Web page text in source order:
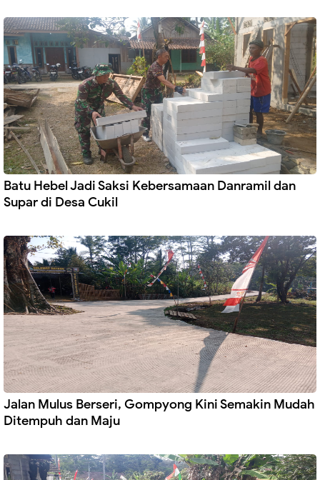
Batu Hebel Jadi Saksi Kebersamaan Danramil dan
Supar di Desa Cukil
Jalan Mulus Berseri, Gompyong Kini Semakin Mudah
Ditempuh dan Maju